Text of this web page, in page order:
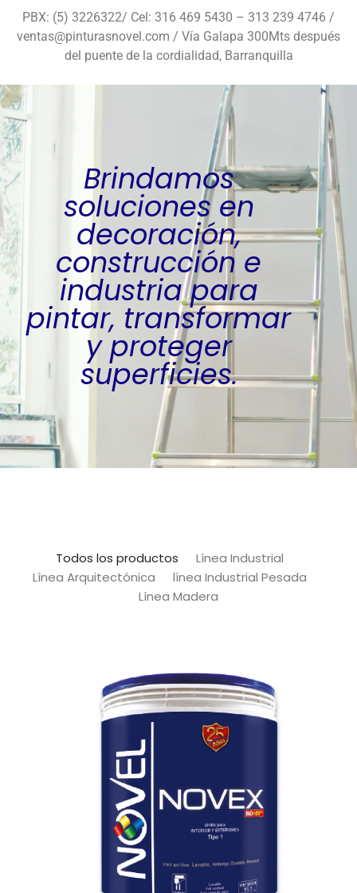
PBX: (5) 3226322/ Cel: 316 469 5430 – 313 239 4746 /
ventas@pinturasnovel.com / Vía Galapa 300Mts después
del puente de la cordialidad, Barranquilla
Brindamos
soluciones en
decoración,
construcción e
industria para
pintar, transformar
y proteger
superficies.
Todos los productos
Línea Industrial
Línea Arquitectónica
línea Industrial Pesada
Línea Madera